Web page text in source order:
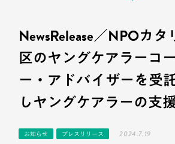
NewsRelease／NPOカ
区のヤングケアラーコ
ー・アドバイザーを受
しヤングケアラーの支
お知らせ プレスリリース 2024.7.19